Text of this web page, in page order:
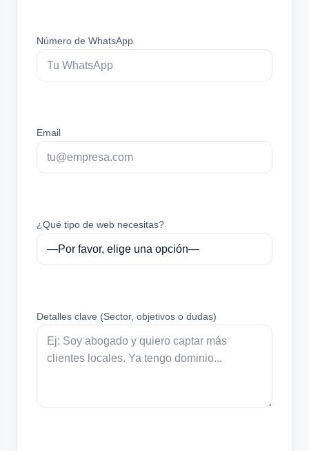
Número de WhatsApp
Email
¿Qué tipo de web necesitas?
Detalles clave (Sector, objetivos o dudas)